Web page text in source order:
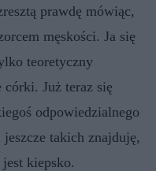
prawdę mówiąc,
męskości. Ja się
teoretyczny
Już teraz się
odpowiedzialnego
takich znajduję,
kiepsko.